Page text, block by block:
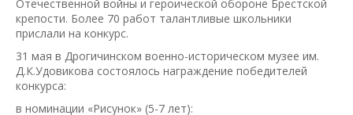
Отечественной войны и героической обороне Брестской
крепости. Более 70 работ талантливые школьники
прислали на конкурс.
31 мая в Дрогичинском военно-историческом музее им.
Д.К.Удовикова состоялось награждение победителей
конкурса:
в номинации «Рисунок» (5-7 лет):